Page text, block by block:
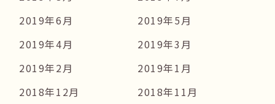
2019年6月
2019年5月
2019年4月
2019年3月
2019年2月
2019年1月
2018年12月
2018年11月